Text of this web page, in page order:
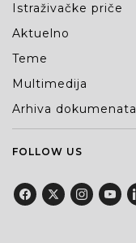
Istraživačke priče
Aktuelno
Teme
Multimedija
Arhiva dokumenata
FOLLOW US